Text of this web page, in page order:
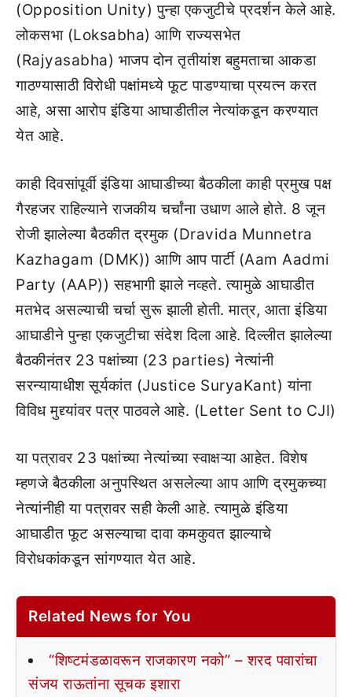
(Opposition Unity) पुन्हा एकजुटीचे प्रदर्शन केले आहे.
लोकसभा (Loksabha) आणि राज्यसभेत
(Rajyasabha) भाजप दोन तृतीयांश बहुमताचा आकडा
गाठण्यासाठी विरोधी पक्षांमध्ये फूट पाडण्याचा प्रयत्न करत
आहे, असा आरोप इंडिया आघाडीतील नेत्यांकडून करण्यात
येत आहे.
काही दिवसांपूर्वी इंडिया आघाडीच्या बैठकीला काही प्रमुख पक्ष
गैरहजर राहिल्याने राजकीय चर्चांना उधाण आले होते. 8 जून
रोजी झालेल्या बैठकीत द्रमुक (Dravida Munnetra
Kazhagam (DMK)) आणि आप पार्टी (Aam Aadmi
Party (AAP)) सहभागी झाले नव्हते. त्यामुळे आघाडीत
मतभेद असल्याची चर्चा सुरू झाली होती. मात्र, आता इंडिया
आघाडीने पुन्हा एकजुटीचा संदेश दिला आहे. दिल्लीत झालेल्या
बैठकीनंतर 23 पक्षांच्या (23 parties) नेत्यांनी
सरन्यायाधीश सूर्यकांत (Justice SuryaKant) यांना
विविध मुद्द्यांवर पत्र पाठवले आहे. (Letter Sent to CJI)
या पत्रावर 23 पक्षांच्या नेत्यांच्या स्वाक्षऱ्या आहेत. विशेष
म्हणजे बैठकीला अनुपस्थित असलेल्या आप आणि द्रमुकच्या
नेत्यांनीही या पत्रावर सही केली आहे. त्यामुळे इंडिया
आघाडीत फूट असल्याचा दावा कमकुवत झाल्याचे
विरोधकांकडून सांगण्यात येत आहे.
Related News for You
“शिष्टमंडळावरून राजकारण नको” – शरद पवारांचा
संजय राऊतांना सूचक इशारा